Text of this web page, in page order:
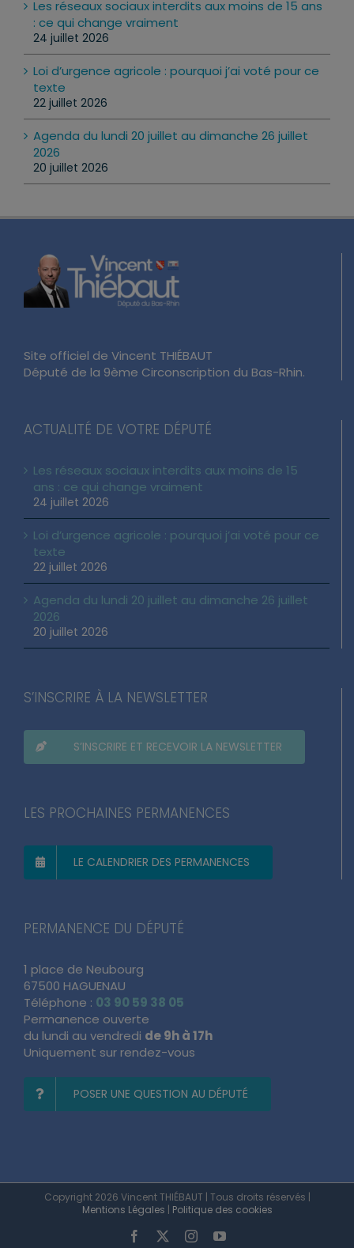
Les réseaux sociaux interdits aux moins de 15 ans
: ce qui change vraiment
24 juillet 2026
Loi d’urgence agricole : pourquoi j’ai voté pour ce
texte
22 juillet 2026
Agenda du lundi 20 juillet au dimanche 26 juillet
2026
20 juillet 2026
Site officiel de Vincent THIÉBAUT
Les réseaux sociaux interdits aux moins de 15
ans : ce qui change vraiment
24 juillet 2026
Loi d’urgence agricole : pourquoi j’ai voté pour ce
texte
22 juillet 2026
Agenda du lundi 20 juillet au dimanche 26 juillet
2026
20 juillet 2026
S’INSCRIRE ET RECEVOIR LA NEWSLETTER
LE CALENDRIER DES PERMANENCES
1 place de Neubourg
67500 HAGUENAU
Téléphone :03 90 59 38 05
Permanence ouverte
du lundi au vendredide 9h à 17h
POSER UNE QUESTION AU DÉPUTÉ
Copyright 2026 Vincent THIÉBAUT | Tous droits réservés |